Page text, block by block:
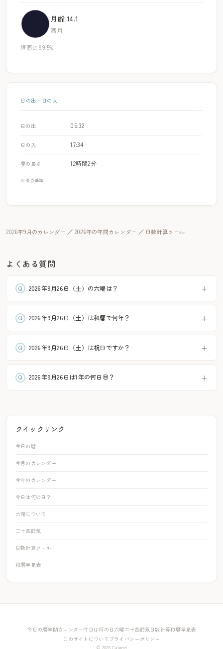
月齢 14.1
満月
輝面比 99.5%
日の出・日の入
日の出 05:32
日の入 17:34
昼の長さ 12時間2分
※東京基準
2026年9月のカレンダー ／ 2026年の年間カレンダー ／ 日数計算ツール
よくある質問
2026年9月26日（土）の六曜は？
2026年9月26日（土）は和暦で何年？
2026年9月26日（土）は祝日ですか？
2026年9月26日は1年の何日目？
クイックリンク
今日の暦
今月のカレンダー
今年のカレンダー
今日は何の日？
六曜について
二十四節気
日数計算ツール
和暦早見表
今日の暦年間カレンダー今日は何の日 六曜二十四節気 日数計算和暦早見表
このサイトについて プライバシーポリシー
© 2026 Calend